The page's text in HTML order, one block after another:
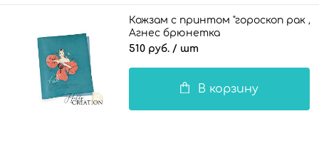
Кожзам с принтом "гороскоп рак /
Агнес брюнетка
" 26*46 см. матовый II, морская
510 руб. / шт
В корзину